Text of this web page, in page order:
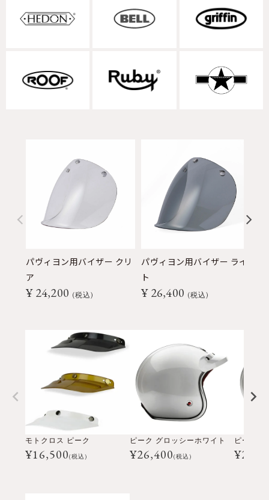
パヴィヨン用バイザー クリ
ア
¥ 24,200 税込
パヴィヨン用バイザー ライ
ト
¥ 26,400 税込
モトクロス ピーク
¥16,500(税込)
ピーク グロッシーホワイト
¥26,400(税込) ¥